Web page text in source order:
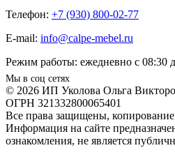
Телефон: +7 (930) 800-02-77
E-mail: info@calpe-mebel.ru
Режим работы: ежедневно с 08:30
Мы в соц сетях
© 2026 ИП Уколова Ольга
ОГРН 321332800065401
Все права защищены, копирование
Информация на сайте
ознакомления, не является